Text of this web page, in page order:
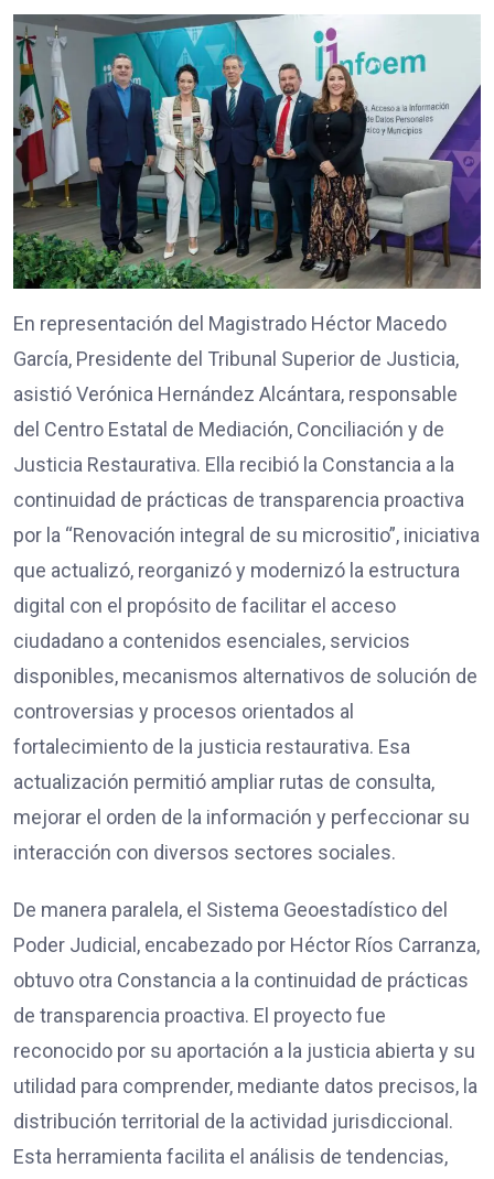
En representación del Magistrado Héctor Macedo
García, Presidente del Tribunal Superior de Justicia,
asistió Verónica Hernández Alcántara, responsable
del Centro Estatal de Mediación, Conciliación y de
Justicia Restaurativa. Ella recibió la Constancia a la
continuidad de prácticas de transparencia proactiva
por la “Renovación integral de su micrositio”, iniciativa
que actualizó, reorganizó y modernizó la estructura
digital con el propósito de facilitar el acceso
ciudadano a contenidos esenciales, servicios
disponibles, mecanismos alternativos de solución de
controversias y procesos orientados al
fortalecimiento de la justicia restaurativa. Esa
actualización permitió ampliar rutas de consulta,
mejorar el orden de la información y perfeccionar su
interacción con diversos sectores sociales.
De manera paralela, el Sistema Geoestadístico del
Poder Judicial, encabezado por Héctor Ríos Carranza,
obtuvo otra Constancia a la continuidad de prácticas
de transparencia proactiva. El proyecto fue
reconocido por su aportación a la justicia abierta y su
utilidad para comprender, mediante datos precisos, la
distribución territorial de la actividad jurisdiccional.
Esta herramienta facilita el análisis de tendencias,